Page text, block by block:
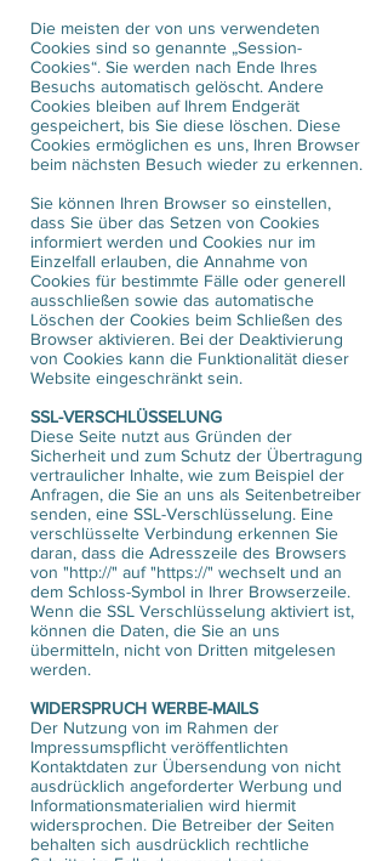
Die meisten der von uns verwendeten
Cookies sind so genannte „Session-
Cookies“. Sie werden nach Ende Ihres
Besuchs automatisch gelöscht. Andere
Cookies bleiben auf Ihrem Endgerät
gespeichert, bis Sie diese löschen. Diese
Cookies ermöglichen es uns, Ihren Browser
beim nächsten Besuch wieder zu erkennen.
Sie können Ihren Browser so einstellen,
dass Sie über das Setzen von Cookies
informiert werden und Cookies nur im
Einzelfall erlauben, die Annahme von
Cookies für bestimmte Fälle oder generell
ausschließen sowie das automatische
Löschen der Cookies beim Schließen des
Browser aktivieren. Bei der Deaktivierung
von Cookies kann die Funktionalität dieser
Website eingeschränkt sein.
SSL-VERSCHLÜSSELUNG
Diese Seite nutzt aus Gründen der
Sicherheit und zum Schutz der Übertragung
vertraulicher Inhalte, wie zum Beispiel der
Anfragen, die Sie an uns als Seitenbetreiber
senden, eine SSL-Verschlüsselung. Eine
verschlüsselte Verbindung erkennen Sie
daran, dass die Adresszeile des Browsers
von "http://" auf "https://" wechselt und an
dem Schloss-Symbol in Ihrer Browserzeile.
Wenn die SSL Verschlüsselung aktiviert ist,
können die Daten, die Sie an uns
übermitteln, nicht von Dritten mitgelesen
werden.
WIDERSPRUCH WERBE-MAILS
Der Nutzung von im Rahmen der
Impressumspflicht veröffentlichten
Kontaktdaten zur Übersendung von nicht
ausdrücklich angeforderter Werbung und
Informationsmaterialien wird hiermit
widersprochen. Die Betreiber der Seiten
behalten sich ausdrücklich rechtliche